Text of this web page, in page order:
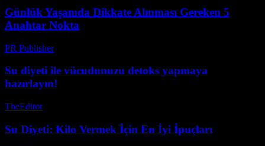
Günlük Yaşamda Dikkate Alınması Gereken 5
Anahtar Nokta
PR Publisher-
Su diyeti ile vücudunuzu detoks yapmaya
hazırlayın!
TheEditor-
Su Diyeti: Kilo Vermek İçin En İyi İpuçları